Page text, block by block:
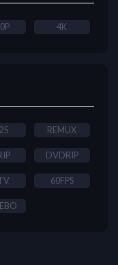
4K
REMUX
DVDRIP
60FPS